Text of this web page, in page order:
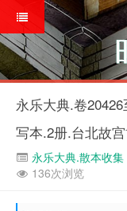
永乐大典.卷
写本.2册.台北故
永乐大典.散本收集
136次浏览